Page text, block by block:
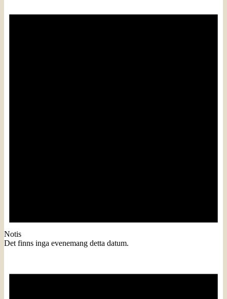
Notis
Det finns inga evenemang detta datum.